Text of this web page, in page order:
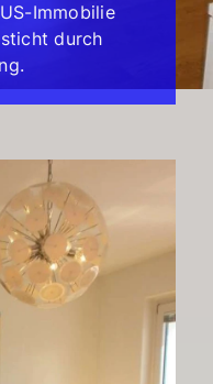
Immobilie
durch